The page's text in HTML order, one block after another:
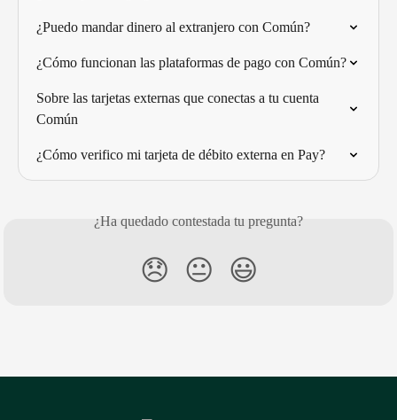
¿Puedo mandar dinero al extranjero con Común?
¿Cómo funcionan las plataformas de pago con Común?
Sobre las tarjetas externas que conectas a tu cuenta
Común
¿Cómo verifico mi tarjeta de débito externa en Pay?
¿Ha quedado contestada tu pregunta?
😞 😐 😃